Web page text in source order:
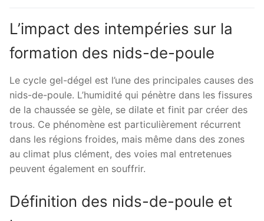
L’impact des intempéries sur la
formation des nids-de-poule
Le cycle gel-dégel est l’une des principales causes des
nids-de-poule. L’humidité qui pénètre dans les fissures
de la chaussée se gèle, se dilate et finit par créer des
trous. Ce phénomène est particulièrement récurrent
dans les régions froides, mais même dans des zones
au climat plus clément, des voies mal entretenues
peuvent également en souffrir.
Définition des nids-de-poule et